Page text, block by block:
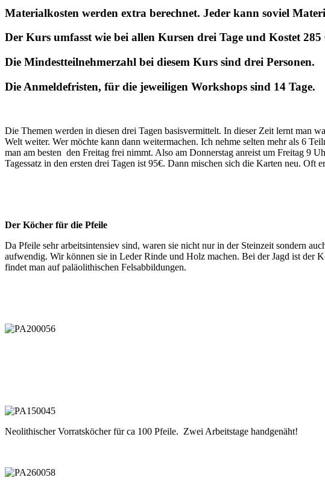
Materialkosten werden extra berechnet. Jeder kann soviel
Der Kurs umfasst wie bei allen Kursen drei Tage und Kostet 285
Die Mindestteilnehmerzahl bei diesem Kurs sind drei Personen.
Die Anmeldefristen, für die jeweiligen Workshops sind 14 Tage.
Die Themen werden in diesen drei Tagen basisvermittelt. In dieser Zeit lernt man
Welt weiter. Wer möchte kann dann weitermachen. Ich nehme selten mehr als 6
man am besten den Freitag frei nimmt. Also am Donnerstag anreist um Freitag 9
Tagessatz in den ersten drei Tagen ist 95€. Dann mischen sich die Karten neu.
Der Köcher für die Pfeile
Da Pfeile sehr arbeitsintensiev sind, waren sie nicht nur in der Steinzeit sondern
aufwendig. Wir können sie in Leder Rinde und Holz machen. Bei der Jagd ist der
findet man auf paläolithischen Felsabbildungen.
Neolithischer Vorratsköcher für ca 100 Pfeile. Zwei Arbeitstage handgenäht!